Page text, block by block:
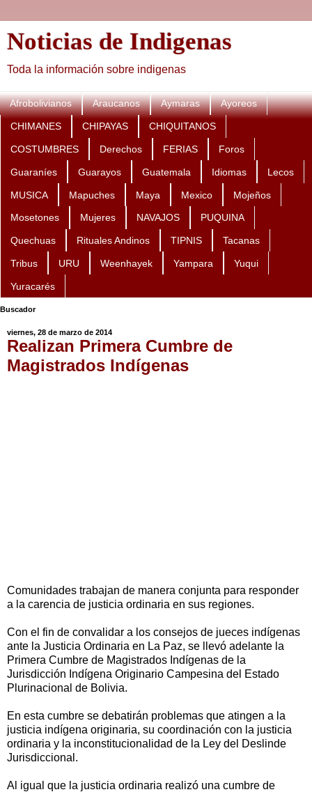
Noticias de Indigenas
Toda la información sobre indigenas
Afrobolivianos Araucanos Aymaras Ayoreos
CHIMANES CHIPAYAS CHIQUITANOS
COSTUMBRES Derechos FERIAS Foros
Guaraníes Guarayos Guatemala Idiomas Lecos
MUSICA Mapuches Maya Mexico Mojeños
Mosetones Mujeres NAVAJOS PUQUINA
Quechuas Rituales Andinos TIPNIS Tacanas
Tribus URU Weenhayek Yampara Yuqui
Yuracarés
Buscador
viernes, 28 de marzo de 2014
Realizan Primera Cumbre de
Magistrados Indígenas
Comunidades trabajan de manera conjunta para responder
a la carencia de justicia ordinaria en sus regiones.
Con el fin de convalidar a los consejos de jueces indígenas
ante la Justicia Ordinaria en La Paz, se llevó adelante la
Primera Cumbre de Magistrados Indígenas de la
Jurisdicción Indígena Originario Campesina del Estado
Plurinacional de Bolivia.
En esta cumbre se debatirán problemas que atingen a la
justicia indígena originaria, su coordinación con la justicia
ordinaria y la inconstitucionalidad de la Ley del Deslinde
Jurisdiccional.
Al igual que la justicia ordinaria realizó una cumbre de